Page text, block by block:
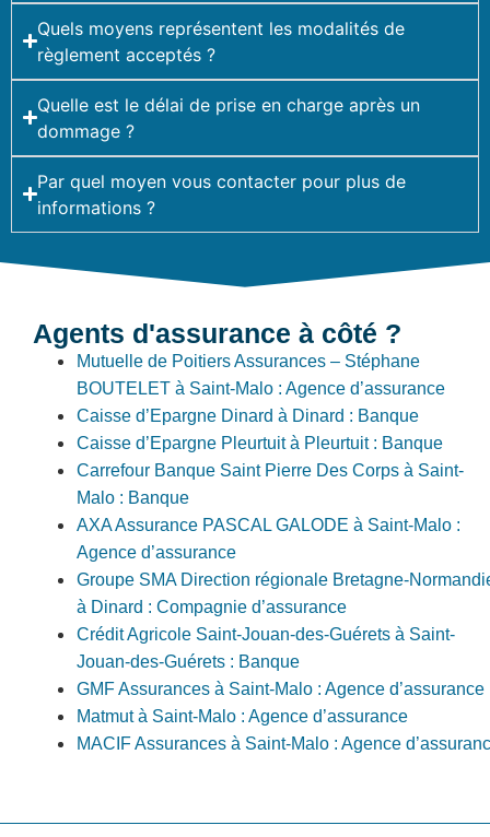
Quels moyens représentent les modalités de
règlement acceptés ?
Quelle est le délai de prise en charge après un
dommage ?
Par quel moyen vous contacter pour plus de
informations ?
Agents d'assurance à côté ?
Mutuelle de Poitiers Assurances – Stéphane
BOUTELET à Saint-Malo : Agence d’assurance
Caisse d’Epargne Dinard à Dinard : Banque
Caisse d’Epargne Pleurtuit à Pleurtuit : Banque
Carrefour Banque Saint Pierre Des Corps à Saint-
Malo : Banque
AXA Assurance PASCAL GALODE à Saint-Malo :
Agence d’assurance
Groupe SMA Direction régionale Bretagne-
à Dinard : Compagnie d’assurance
Crédit Agricole Saint-Jouan-des-Guérets à Saint-
Jouan-des-Guérets : Banque
GMF Assurances à Saint-Malo : Agence d’assurance
Matmut à Saint-Malo : Agence d’assurance
MACIF Assurances à Saint-Malo : Agence